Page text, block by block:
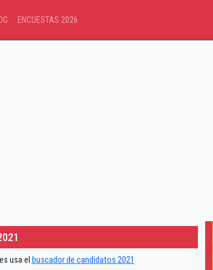
ENCUESTAS 2026
usa el buscador de candidatos 2021